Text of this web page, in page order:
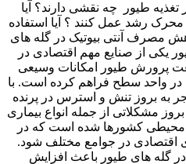
تغذیه طیور چه نقشی دارند؟ آیا
محرک رشد عمل کنند ؟ آیا استفاده
مصرف آنتی بیوتیک در گله های
یکی از صنایع مهم اقتصادی در
پرورش طیور امکانات وسیعی
در واحد سطح فراهم کرده است. با
به بروز تنش و استرس در پرنده
مشکلاتی از جمله انواع بیماری
محیطی کشورها شده است که در
اقتصادی در جوامع مختلف شود.
در گله های طیور باعث افزایش